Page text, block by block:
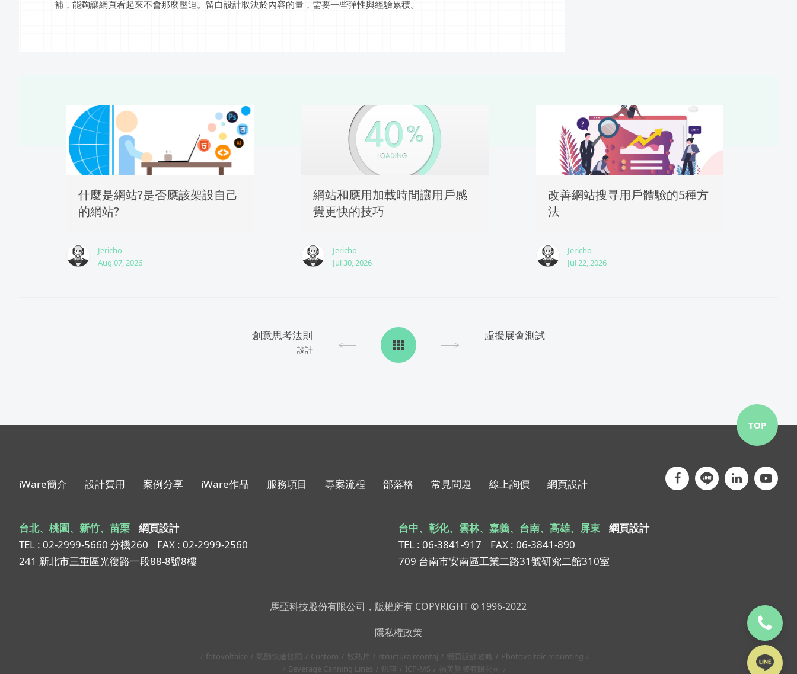
補，能夠讓網頁看起來不會那麼壓迫。留白設計取決於內容的量，需要一些彈性與經驗累積。
什麼是網站?是否應該架設自己
的網站?
Jericho
Aug 07, 2026
網站和應用加載時間讓用戶感
覺更快的技巧
Jericho
Jul 30, 2026
改善網站搜寻用戶體驗的5種方
法
Jericho
Jul 22, 2026
創意思考法則
設計
虛擬展會測試
iWare簡介 設計費用 案例分享 iWare作品 服務項目 專案流程 部落格 常見問題 線上詢價 網頁設計
台北、桃園、新竹、苗栗
網頁設計
TEL : 02-2999-5660 分機260
FAX : 02-2999-2560
241 新北市三重區光復路一段88-8號8樓
台中、彰化、雲林、嘉義、台南、高雄、屏東
網頁設計
TEL : 06-3841-917
FAX : 06-3841-890
709 台南市安南區工業二路31號研究二館310室
馬亞科技股份有限公司，版權所有 COPYRIGHT © 1996-2022
隱私權政策
fotovoltaice 氣動快速接頭 Custom 散熱片 structura montaj 網頁設計攻略
Photovoltaic mounting
Beverage Canning Lines
烘箱 ICP-MS 福美塑膠有限公司
TOP